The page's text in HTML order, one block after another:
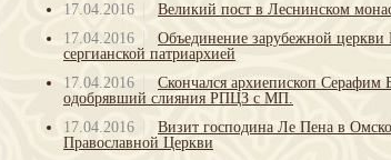
17.04.2016
Великий пост в Леснинском
17.04.2016
Объединение зарубежной церкви
сергианской патриархией
17.04.2016
Скончался архиепископ Серафим
одобрявший слияния РПЦЗ с МП.
17.04.2016
Визит господина Ле Пена в
Православной Церкви